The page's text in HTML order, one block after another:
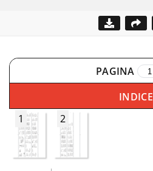
PAGINA
INDICE
1
2